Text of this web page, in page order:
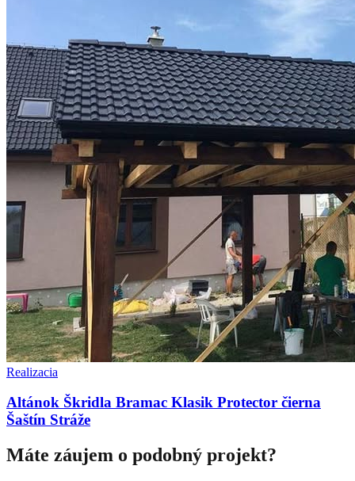
Realizacia
Altánok Škridla Bramac Klasik Protector čierna
Šaštín Stráže
Máte záujem o podobný projekt?